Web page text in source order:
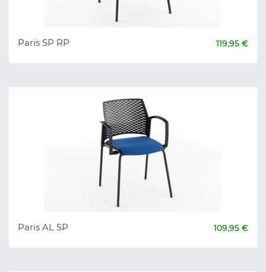
Paris SP RP 119,95 €
Paris AL SP 109,95 €